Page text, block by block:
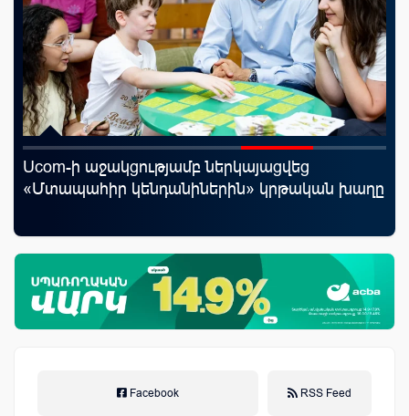
Ucom-ի աջակցությամբ ներկայացվեց
«Մտապահիր կենդանիներին» կրթական խաղը
Facebook RSS Feed